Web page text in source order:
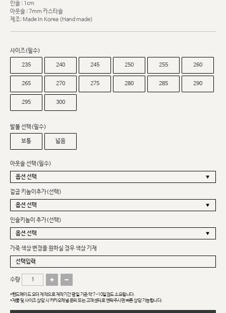
인솔 : 1cm
아웃솔 : 7mm 카스타솔
제조: Made In Korea (Hand made)
사이즈(필수)
235 240 245 250 255 260
265 270 275 280 285 290
295 300
발볼 선택(필수)
보통 넓음
아웃솔 선택(필수)
겉굽 키높이추가(선택)
인솔키높이 추가(선택)
가죽 색상 변경을 원하실 경우 색상 기재
수량
*핸드메이드 오더 제작으로 제작기간 평일 기준 약 7~10일정도 소요됩니다.
*제품 및 사이즈 상담 시 카카오채널 문의 또는 고객센터로 연락주시면 빠른 상담 가능합니다.